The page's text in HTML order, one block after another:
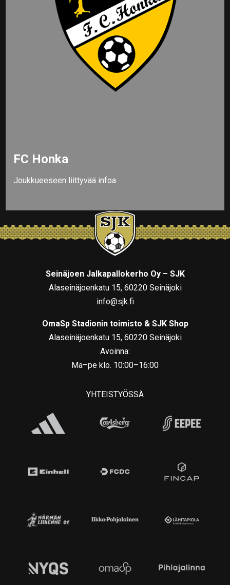
FC Honka
Joukkueeseen liittyvää infoa
Seinäjoen Jalkapallokerho Oy – SJK
Alaseinäjoenkatu 15, 60220 Seinäjoki
info@sjk.fi
OmaSp Stadionin toimisto & SJK Shop
Alaseinäjoenkatu 15, 60220 Seinäjoki
Avoinna:
Ma–pe klo. 10:00–16:00
YHTEISTYÖSSÄ